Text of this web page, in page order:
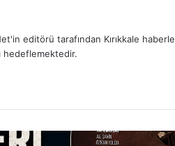
editörü tarafından Kırıkkale
hedeflemektedir.